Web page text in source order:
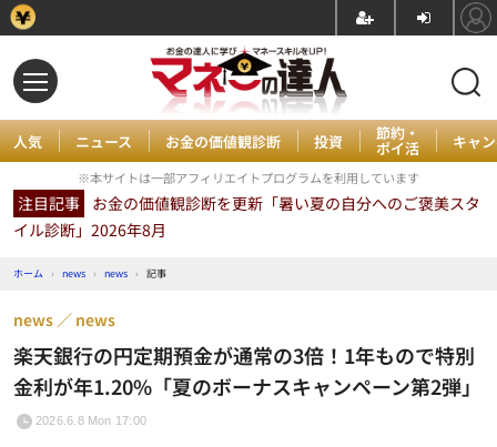
人気 ニュース お金の価値観診断 投資 節約・
ポイ活 キャ
※本サイトは一部アフィリエイトプログラムを利用しています
注目記事 お金の価値観診断を更新「暑い夏の自分へのご褒美スタ
イル診断」2026年8月
ホーム › news › news › 記事
楽天銀行の円定期預金が通常の3倍！1年もので特別
金利が年1.20%「夏のボーナスキャンペーン第2弾」
news news
2026.6.8 Mon 17:00